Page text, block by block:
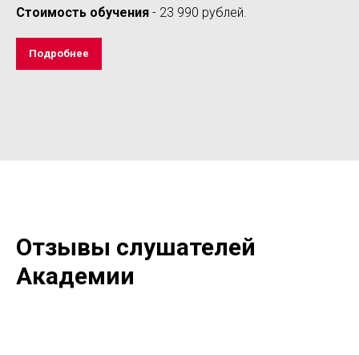
Стоимость обучения - 23 990 рублей.
Подробнее
Отзывы слушателей
Академии